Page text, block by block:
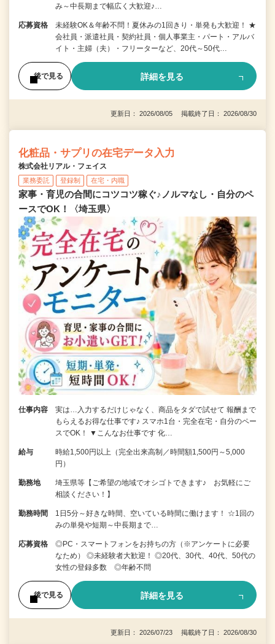
み～中長期まで幅広く大歓迎♪…
応募資格
未経験OK＆年齢不問！夏休みの1回きり・単発も大歓迎！ ★
会社員・派遣社員・契約社員・個人事業主・パート・アルバ
イト・主婦（夫）・フリーターなど、20代～50代…
後で見る 詳細を見る
更新日： 2026/08/05 掲載終了日： 2026/08/30
化粧品・サプリの在宅データ入力
株式会社リアル・フェイス
業務委託 登録制 在宅・内職
家事・育児の合間にコツコツ稼ぐ♪ノルマなし・自分のペ
ースでOK！〈埼玉県〉
仕事内容
実は…入力するだけじゃなく、商品をタダで試せて 報酬まで
もらえるお得な仕事です♪ スマホ1台・完全在宅・自分のペー
スでOK！ ▼こんなお仕事です 化…
給与
時給1,500円以上（完全出来高制／時間額1,500円～5,000
円）
勤務地
埼玉県等【ご希望の地域でオシゴトできます♪ お気軽にご
相談ください！】
勤務時間
1日5分～好きな時間、空いている時間に働けます！ ☆1回の
みの単発や短期～中長期まで…
応募資格
◎PC・スマートフォンをお持ちの方（※アンケートに必要
なため） ◎未経験者大歓迎！ ◎20代、30代、40代、50代の
女性の登録多数 ◎年齢不問
後で見る 詳細を見る
更新日： 2026/07/23 掲載終了日： 2026/08/30